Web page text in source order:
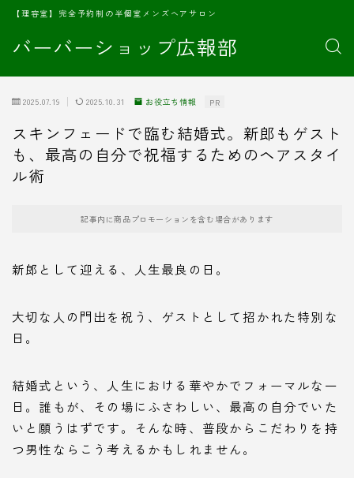
バーバーショップ広報部
【理容室】完全予約制の半個室メンズヘアサロン
2025.07.19 2025.10.31 お役立ち情報 PR
スキンフェードで臨む結婚式。新郎もゲスト
も、最高の自分で祝福するためのヘアスタイ
ル術
記事内に商品プロモーションを含む場合があります
新郎として迎える、人生最良の日。
大切な人の門出を祝う、ゲストとして招かれた特別な
日。
結婚式という、人生における華やかでフォーマルな一
日。誰もが、その場にふさわしい、最高の自分でいた
いと願うはずです。そんな時、普段からこだわりを持
つ男性ならこう考えるかもしれません。